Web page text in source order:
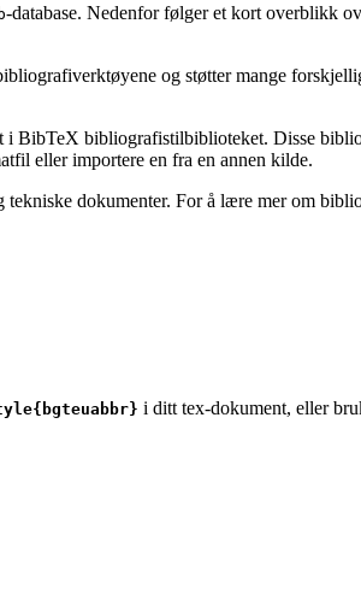
-database. Nedenfor følger et kort overblikk
og støtter mange
BibTeX bibliografistilbiblioteket. Disse
eller importere en fra en annen kilde.
tekniske dokumenter. For å lære mer om
i ditt tex-dokument, eller